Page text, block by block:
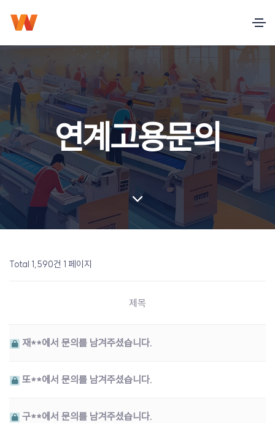
연계고용문의
Total 1,590건 1 페이지
제목
재**에서 문의를 남겨주셨습니다.
또**에서 문의를 남겨주셨습니다.
구**에서 문의를 남겨주셨습니다.